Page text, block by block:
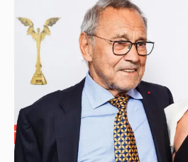
В сети появилось
Кончаловского и Юлии
отдыхе в Италии
19